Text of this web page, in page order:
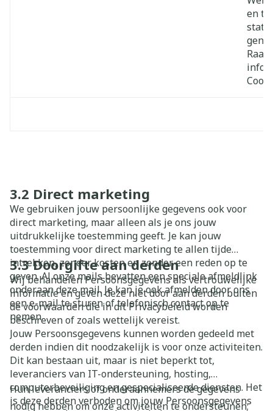
en te
3.2 Direct marketing
We gebruiken jouw persoonlijke gegevens ook voor
direct marketing, maar alleen als je ons jouw
uitdrukkelijke toestemming geeft. Je kan jouw
toestemming voor direct marketing te allen tijde
intrekken, zonder kosten en zonder een reden op te
geven. Al onze mails bevatten een speciale afmeldlink
onderaan deze mail. Je kan je ook afmelden door ons
een e-mail te sturen of telefonisch contact op te
nemen.
3.3 Doorgifte aan derden
Wij behandelen Persoonsgegevens als vertrouwelijke
informatie en geven deze niet door aan derden buiten
de voorwaarden die in dit Privacybeleid worden
beschreven of zoals wettelijk vereist.
Jouw Persoonsgegevens kunnen worden gedeeld met
derden indien dit noodzakelijk is voor onze activiteiten.
Dit kan bestaan uit, maar is niet beperkt tot,
leveranciers van IT-ondersteuning, hosting,
computerbeveiliging en gespecialiseerde diensten. Het
is deze derden verboden om jouw Persoonsgegevens
Hun leveranciers of onderaannemers de gegevens
nodig hebben om onze activiteiten te ondersteunen;